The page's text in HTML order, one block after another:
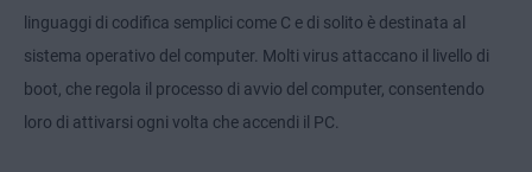
linguaggi di codifica semplici come C e di solito è destinata al
sistema operativo del computer. Molti virus attaccano il livello di
boot, che regola il processo di avvio del computer, consentendo
loro di attivarsi ogni volta che accendi il PC.